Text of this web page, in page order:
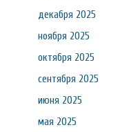
декабря 2025
ноября 2025
октября 2025
сентября 2025
июня 2025
мая 2025